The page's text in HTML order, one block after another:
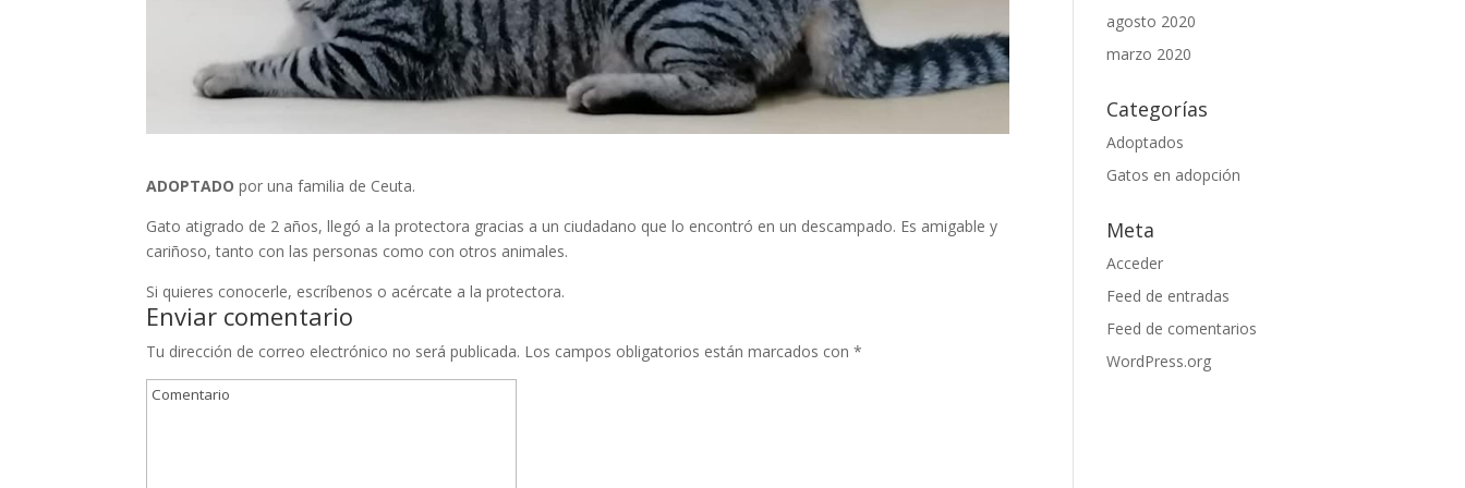
ADOPTADO por una familia de Ceuta.
Gato atigrado de 2 años, llegó a la protectora gracias a un ciudadano que lo encontró en un descampado. Es amigable y
cariñoso, tanto con las personas como con otros animales.
Si quieres conocerle, escríbenos o acércate a la protectora.
Enviar comentario
Tu dirección de correo electrónico no será publicada. Los campos obligatorios están marcados con*
agosto 2020
marzo 2020
Categorías
Adoptados
Gatos en adopción
Meta
Acceder
Feed de entradas
Feed de comentarios
WordPress.org